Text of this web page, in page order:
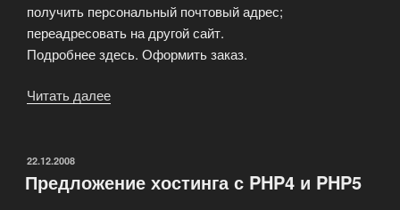
получить персональный почтовый адрес;
переадресовать на другой сайт.
Подробнее здесь. Оформить заказ.
Читать далее
ОПУБЛИКОВАНО
22.12.2008
Предложение хостинга с PHP4 и PHP5